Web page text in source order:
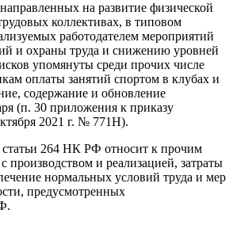
форму, и мы вышлем вам на почту
на развитие физической
коллективах, в типовом
работодателем мероприятий
и охраны труда и снижению уровней
упомянуты среди прочих числе
оплаты занятий спортом в клубах и
содержание и обновление
(п. 30 приложения к приказу
2021 г. № 771Н).
264 НК РФ относит к прочим
производством и реализацией, затраты
нормальных условий труда и мер
предусмотренных